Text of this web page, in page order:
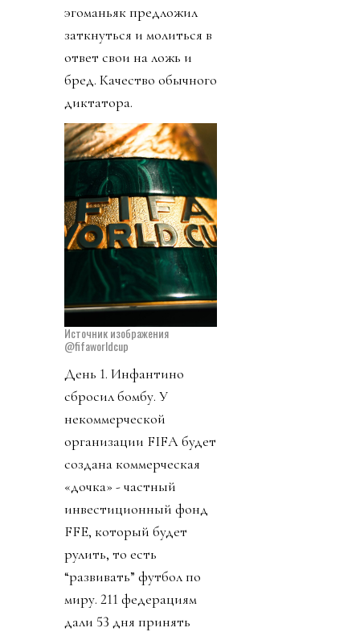
эгоманьяк предложил
заткнуться и молиться в
ответ свои на ложь и
бред. Качество обычного
диктатора.
Источник изображения
@fifaworldcup
День 1. Инфантино
сбросил бомбу. У
некоммерческой
организации FIFA будет
создана коммерческая
«дочка» - частный
инвестиционный фонд
FFE, который будет
рулить, то есть
“развивать” футбол по
миру. 211 федерациям
дали 53 дня принять